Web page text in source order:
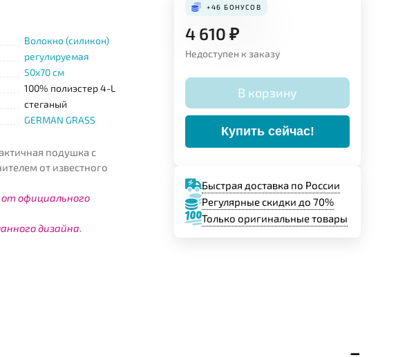
Волокно (силикон)
регулируемая
50x70 см
100% полиэстер 4-L
стеганый
GERMAN GRASS
подушка с
от известного
официального
дизайна.
+46 БОНУСОВ
4 610 ₽
Недоступен к заказу
В корзину
Купить сейчас!
Быстрая доставка по России
Регулярные скидки до 70%
Только оригинальные товары